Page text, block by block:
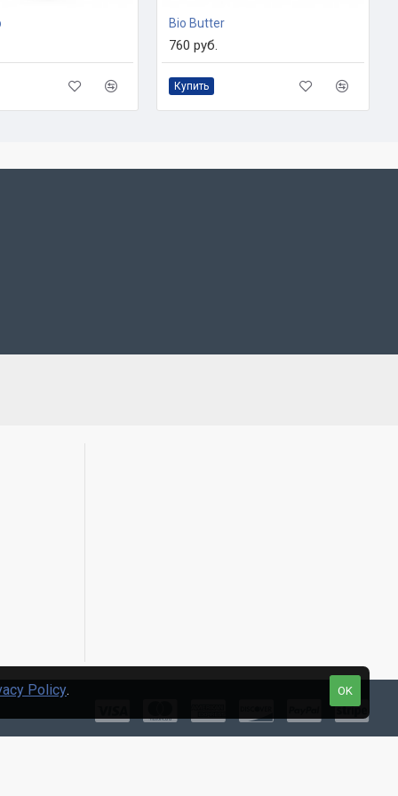
Bio Butter
760 руб.
Купить
OK
Policy.